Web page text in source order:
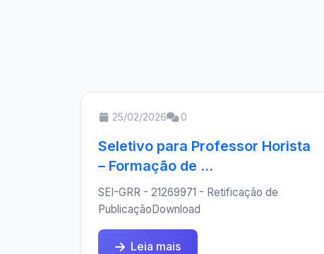
25/02/2026 0
Seletivo para Professor Horista
– Formação de ...
SEI-GRR - 21269971 - Retificação de
PublicaçãoDownload
Leia mais